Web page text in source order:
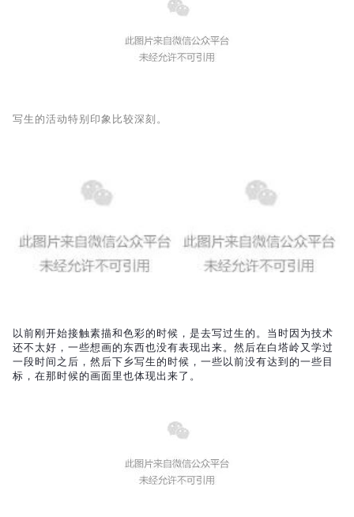
写生的活动特别印象比较深刻。
以前刚开始接触素描和色彩的时候，是去写过生的。当时因为技术
还不太好，一些想画的东西也没有表现出来。然后在白塔岭又学过
一段时间之后，然后下乡写生的时候，一些以前没有达到的一些目
标，在那时候的画面里也体现出来了。